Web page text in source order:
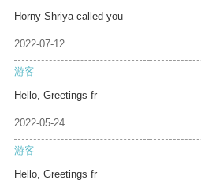
Horny Shriya called you
2022-07-12
游客
Hello, Greetings fr
2022-05-24
游客
Hello, Greetings fr